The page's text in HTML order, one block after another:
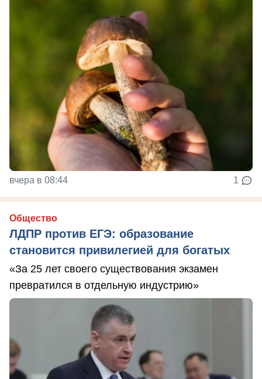
вчера в 08:44 1
Общество
ЛДПР против ЕГЭ: образование
становится привилегией для богатых
«За 25 лет своего существования экзамен
превратился в отдельную индустрию»